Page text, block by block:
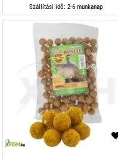
Szállítási idő: 2-6 munkanap